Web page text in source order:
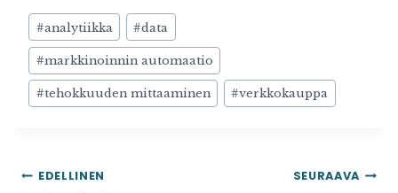
Avainsanat:
#analytiikka #data
#markkinoinnin automaatio
#tehokkuuden mittaaminen #verkkokauppa
ARTIKKELIEN
EDELLINEN SEURAAVA